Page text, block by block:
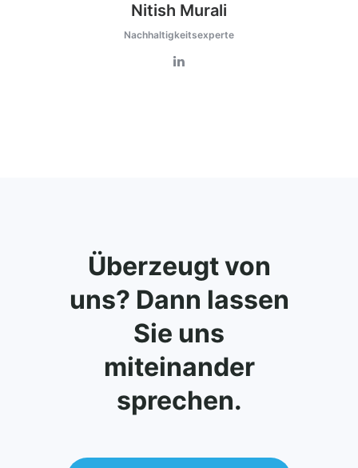
Nitish Murali
Nachhaltigkeitsexperte
Überzeugt von
uns? Dann lassen
Sie uns
miteinander
sprechen.